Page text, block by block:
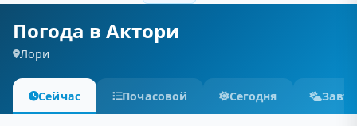
Погода в Актори
Лори
Сейчас Почасовой Сегодня